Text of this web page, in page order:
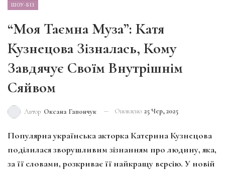
ШОУ-БІЗ
“Моя Таємна Муза”: Катя
Кузнецова Зізналась, Кому
Завдячує Своїм Внутрішнім
Сяйвом
Автор Оксана Гапончук Оновлено 25 Чер, 2025
Популярна українська акторка Катерина Кузнецова
поділилася зворушливим зізнанням про людину, яка,
за її словами, розкриває її найкращу версію. У новій